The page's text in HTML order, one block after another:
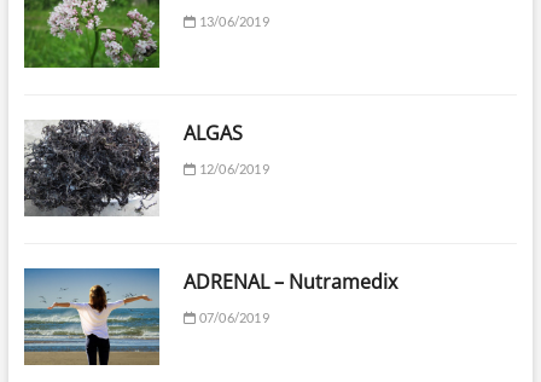
13/06/2019
ALGAS
12/06/2019
ADRENAL – Nutramedix
07/06/2019